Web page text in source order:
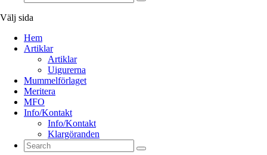
Välj sida
Hem
Artiklar
Artiklar
Uigurerna
Mummelförlaget
Meritera
MFO
Info/Kontakt
Info/Kontakt
Klargöranden